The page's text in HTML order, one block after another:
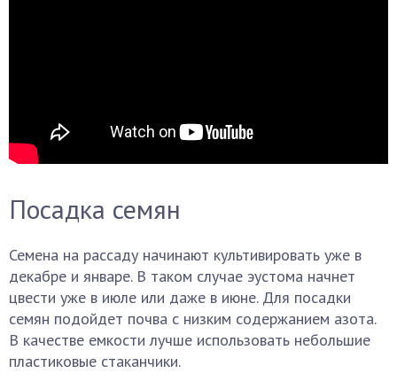
Посадка семян
Семена на рассаду начинают культивировать уже в
декабре и январе. В таком случае эустома начнет
цвести уже в июле или даже в июне. Для посадки
семян подойдет почва с низким содержанием азота.
В качестве емкости лучше использовать небольшие
пластиковые стаканчики.